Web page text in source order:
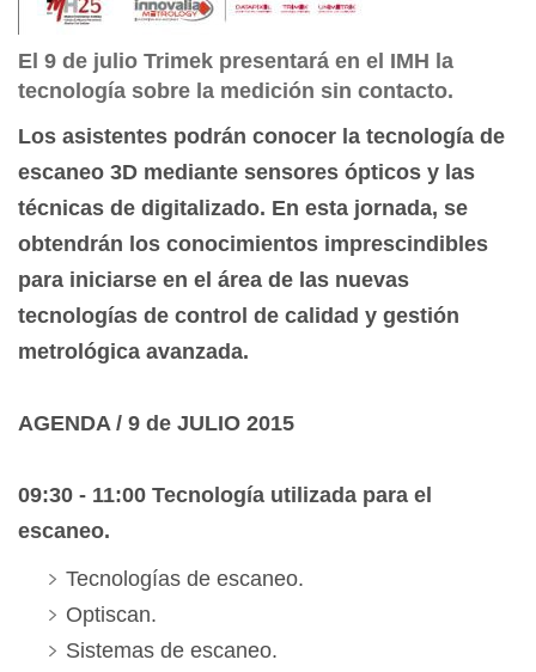
El 9 de julio Trimek presentará en el IMH la
tecnología sobre la medición sin contacto.
Los asistentes podrán conocer la tecnología de
escaneo 3D mediante sensores ópticos y las
técnicas de digitalizado. En esta jornada, se
obtendrán los conocimientos imprescindibles
para iniciarse en el área de las nuevas
tecnologías de control de calidad y gestión
metrológica avanzada.
AGENDA / 9 de JULIO 2015
09:30 - 11:00 Tecnología utilizada para el
escaneo.
Tecnologías de escaneo.
Optiscan.
Sistemas de escaneo.